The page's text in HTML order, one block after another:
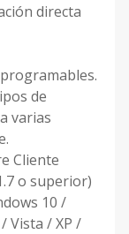
directa
de
varias
Cliente
o superior)
10 /
Vista / XP /